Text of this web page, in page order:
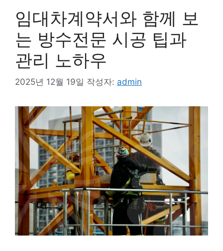
임대차계약서와 함께 보
는 방수전문 시공 팁과
관리 노하우
2025년 12월 19일 작성자: admin